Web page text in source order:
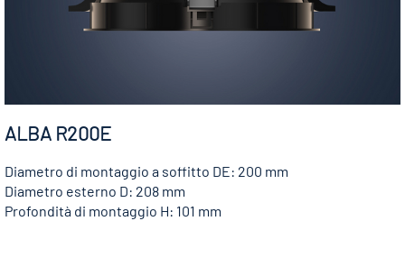
ALBA R200E
Diametro di montaggio a soffitto DE: 200 mm
Diametro esterno D: 208 mm
Profondità di montaggio H: 101 mm